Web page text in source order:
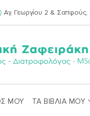
Αγ. Γεωργίου 2 & Σαπφούς,
ΜΟΥ ΤΑ ΒΙΒΛΙΑ ΜΟΥ